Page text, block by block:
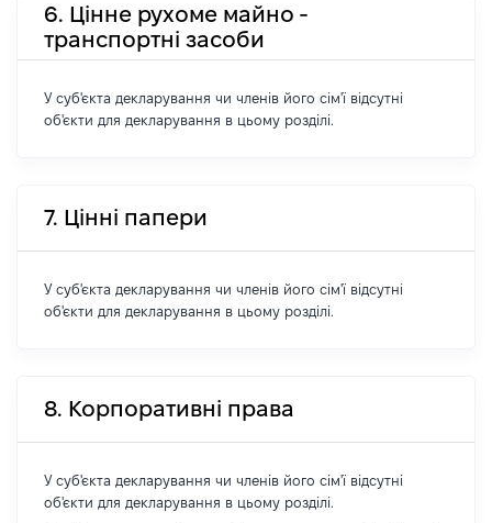
6. Цінне рухоме майно -
транспортні засоби
У суб'єкта декларування чи членів його сім'ї відсутні
об'єкти для декларування в цьому розділі.
7. Цінні папери
У суб'єкта декларування чи членів його сім'ї відсутні
об'єкти для декларування в цьому розділі.
8. Корпоративні права
У суб'єкта декларування чи членів його сім'ї відсутні
об'єкти для декларування в цьому розділі.